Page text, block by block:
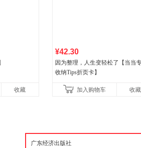
收藏
¥42.30
因为整理，人生变轻松了【当当
收纳Tips折页卡】
加入购物车 收藏